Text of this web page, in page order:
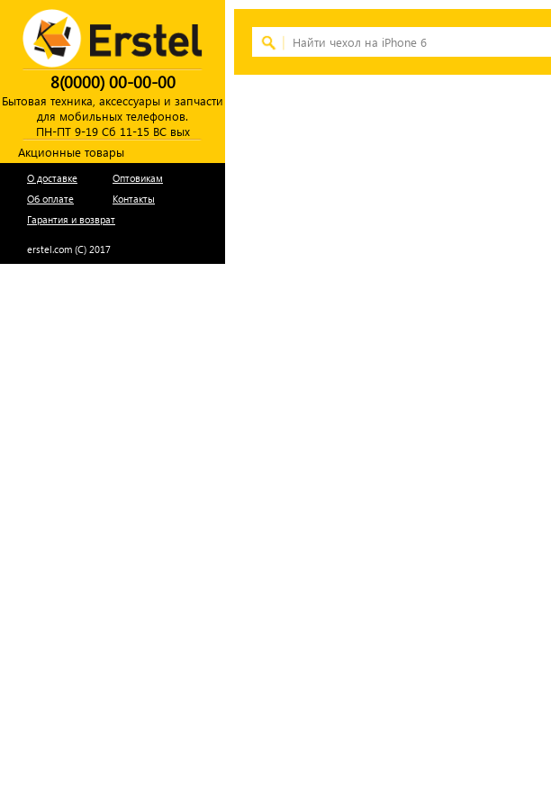
8(0000) 00-00-00
Бытовая техника, аксессуары и запчасти
для мобильных телефонов.
ПН-ПТ 9-19 Сб 11-15 ВС вых
Акционные товары
О доставке
Оптовикам
Об оплате
Контакты
Гарантия и возврат
erstel.com (C) 2017